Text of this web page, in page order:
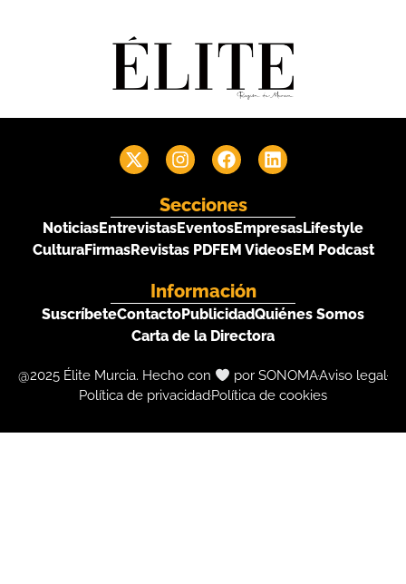
Secciones
NoticiasEntrevistasEventosEmpresasLifestyle
CulturaFirmasRevistas PDFEM VideosEM Podcast
Información
SuscríbeteContactoPublicidadQuiénes Somos
Carta de la Directora
@2025 Élite Murcia. Hecho con por SONOMAAviso legal
Política de privacidadPolítica de cookies